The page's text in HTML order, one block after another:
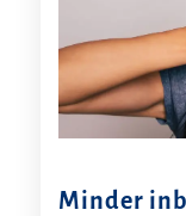
Minder